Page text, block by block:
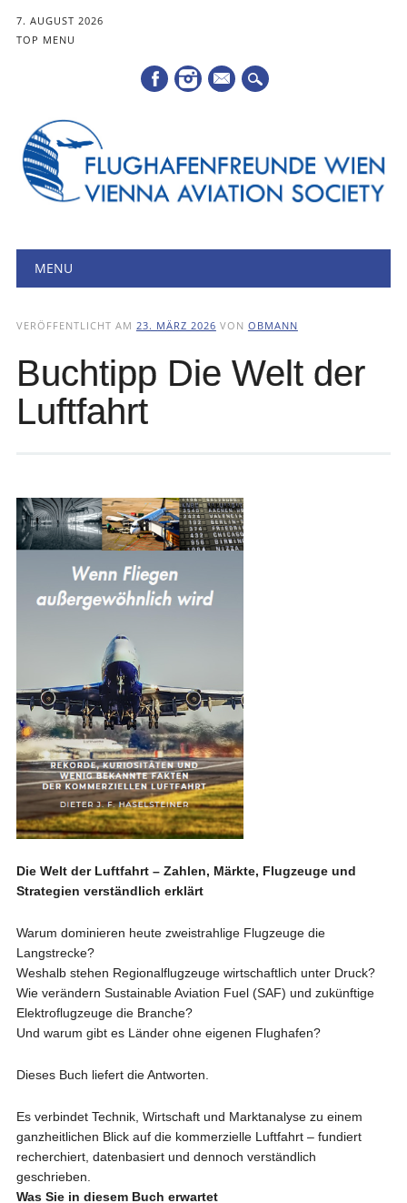
7. AUGUST 2026
TOP MENU
Mail
Hauptmenü
MENU
VERÖFFENTLICHT AM 23. MÄRZ 2026 VON OBMANN
Buchtipp Die Welt der
Luftfahrt
Die Welt der Luftfahrt – Zahlen, Märkte, Flugzeuge und
Strategien verständlich erklärt
Warum dominieren heute zweistrahlige Flugzeuge die
Langstrecke?
Weshalb stehen Regionalflugzeuge wirtschaftlich unter Druck?
Wie verändern Sustainable Aviation Fuel (SAF) und zukünftige
Elektroflugzeuge die Branche?
Und warum gibt es Länder ohne eigenen Flughafen?
Dieses Buch liefert die Antworten.
Es verbindet Technik, Wirtschaft und Marktanalyse zu einem
ganzheitlichen Blick auf die kommerzielle Luftfahrt – fundiert
recherchiert, datenbasiert und dennoch verständlich
geschrieben.
Was Sie in diesem Buch erwartet